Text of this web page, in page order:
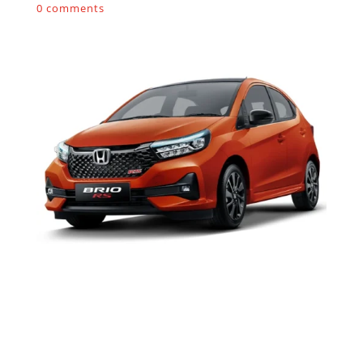
0 comments